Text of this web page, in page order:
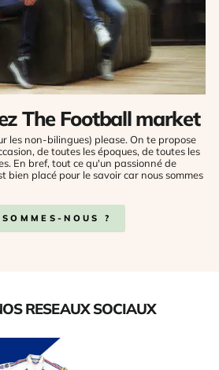
The Football market
les non-bilingues) please. On te propose
de toutes les époques, de toutes les
En bref, tout ce qu'un passionné de
bien placé pour le savoir car nous sommes
NOUS ?
RESEAUX SOCIAUX